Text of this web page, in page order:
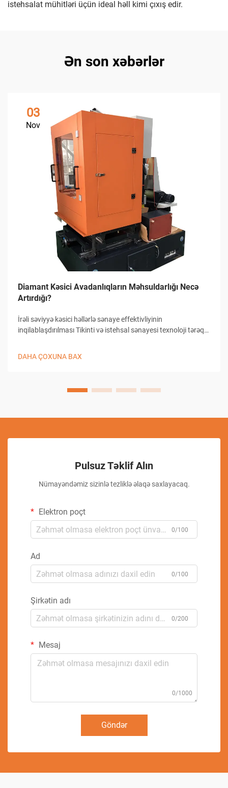
istehsalat mühitləri üçün ideal həll kimi çıxış edir.
Ən son xəbərlər
03
Nov
Diamant Kəsici Avadanlıqların Məhsuldarlığı Necə
Artırdığı?
İrəli səviyyə kəsici həllərlə sənaye effektivliyinin
inqilablaşdırılması Tikinti və istehsal sənayesi texnoloji tərəqqi
DAHA ÇOXUNA BAX
Pulsuz Təklif Alın
Nümayəndəmiz sizinlə tezliklə əlaqə saxlayacaq.
Elektron poçt
0/100
Ad
0/100
Şirkətin adı
0/200
Mesaj
0/1000
Göndər